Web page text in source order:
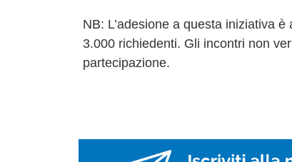
NB: L’adesione a questa iniziativa
3.000 richiedenti. Gli incontri non
partecipazione.